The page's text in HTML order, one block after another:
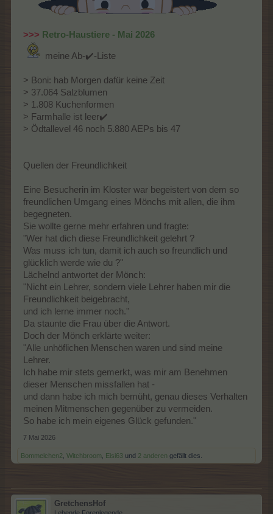
>>> Retro-Haustiere - Mai 2026
meine Ab-✔️-Liste
> Boni: hab Morgen dafür keine Zeit
> 37.064 Salzblumen
> 1.808 Kuchenformen
> Farmhalle ist leer✔️
> Ödtallevel 46 noch 5.880 AEPs bis 47
Quellen der Freundlichkeit
Eine Besucherin im Kloster war begeistert von dem so
freundlichen Umgang eines Mönchs mit allen, die ihm
begegneten.
Sie wollte gerne mehr erfahren und fragte:
"Wer hat dich diese Freundlichkeit gelehrt ?
Was muss ich tun, damit ich auch so freundlich und
glücklich werde wie du ?"
Lächelnd antwortet der Mönch:
"Nicht ein Lehrer, sondern viele Lehrer haben mir die
Freundlichkeit beigebracht,
und ich lerne immer noch."
Da staunte die Frau über die Antwort.
Doch der Mönch erklärte weiter:
"Alle unhöflichen Menschen waren und sind meine
Lehrer.
Ich habe mir stets gemerkt, was mir am Benehmen
dieser Menschen missfallen hat -
und dann habe ich mich bemüht, genau dieses Verhalten
meinen Mitmenschen gegenüber zu vermeiden.
So habe ich mein eigenes Glück gefunden."
7 Mai 2026
Bommelchen2 Witchbroom Eisi63 und 2 anderen gefällt dies.
GretchensHof